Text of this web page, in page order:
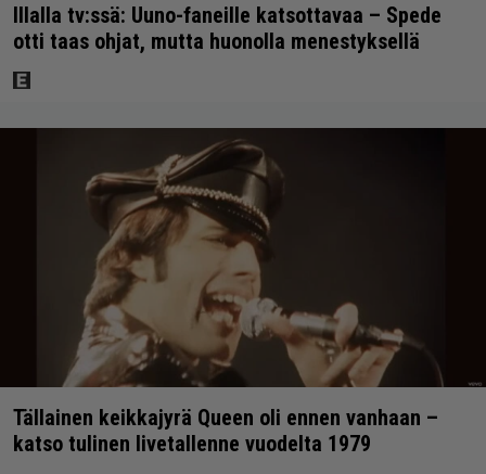
Illalla tv:ssä: Uuno-faneille katsottavaa – Spede
otti taas ohjat, mutta huonolla menestyksellä
Tällainen keikkajyrä Queen oli ennen vanhaan –
katso tulinen livetallenne vuodelta 1979